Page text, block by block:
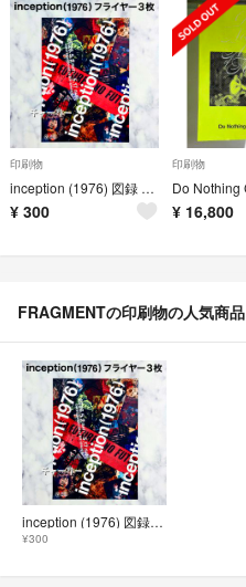
印刷物
inception (1976) 図録 フライヤー 表参道ヒルズ Sex Pistols 藤原ヒロシ fragment 会場限定
¥ 300
印刷物
¥ 16,800
FRAGMENTの印刷物の人気商品
inception (1976) 図録 フライヤー 表参道ヒルズ Sex Pistols 藤原ヒロシ fragment 会場限定
¥300